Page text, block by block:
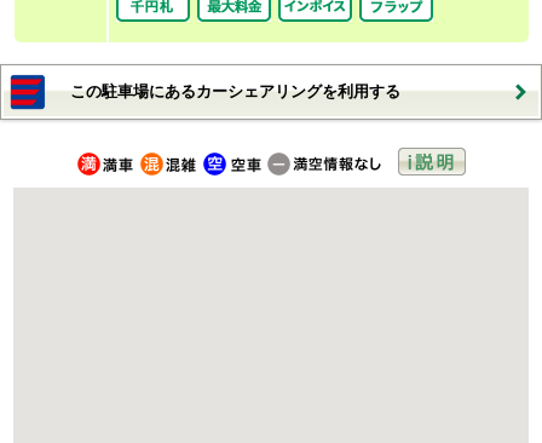
この駐車場にあるカーシェアリングを利用する